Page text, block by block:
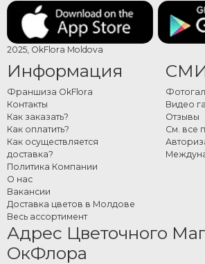
2025, OkFlora Moldova
Информация
Франшиза OkFlora
Контакты
Как заказать?
Как оплатить?
Как осуществляется
доставка?
Политика Компании
О нас
Вакансии
Доставка цветов в Молдове
Весь ассортимент
Видео
Отзывы
См. все
Адрес Цветочного
ОкФлора